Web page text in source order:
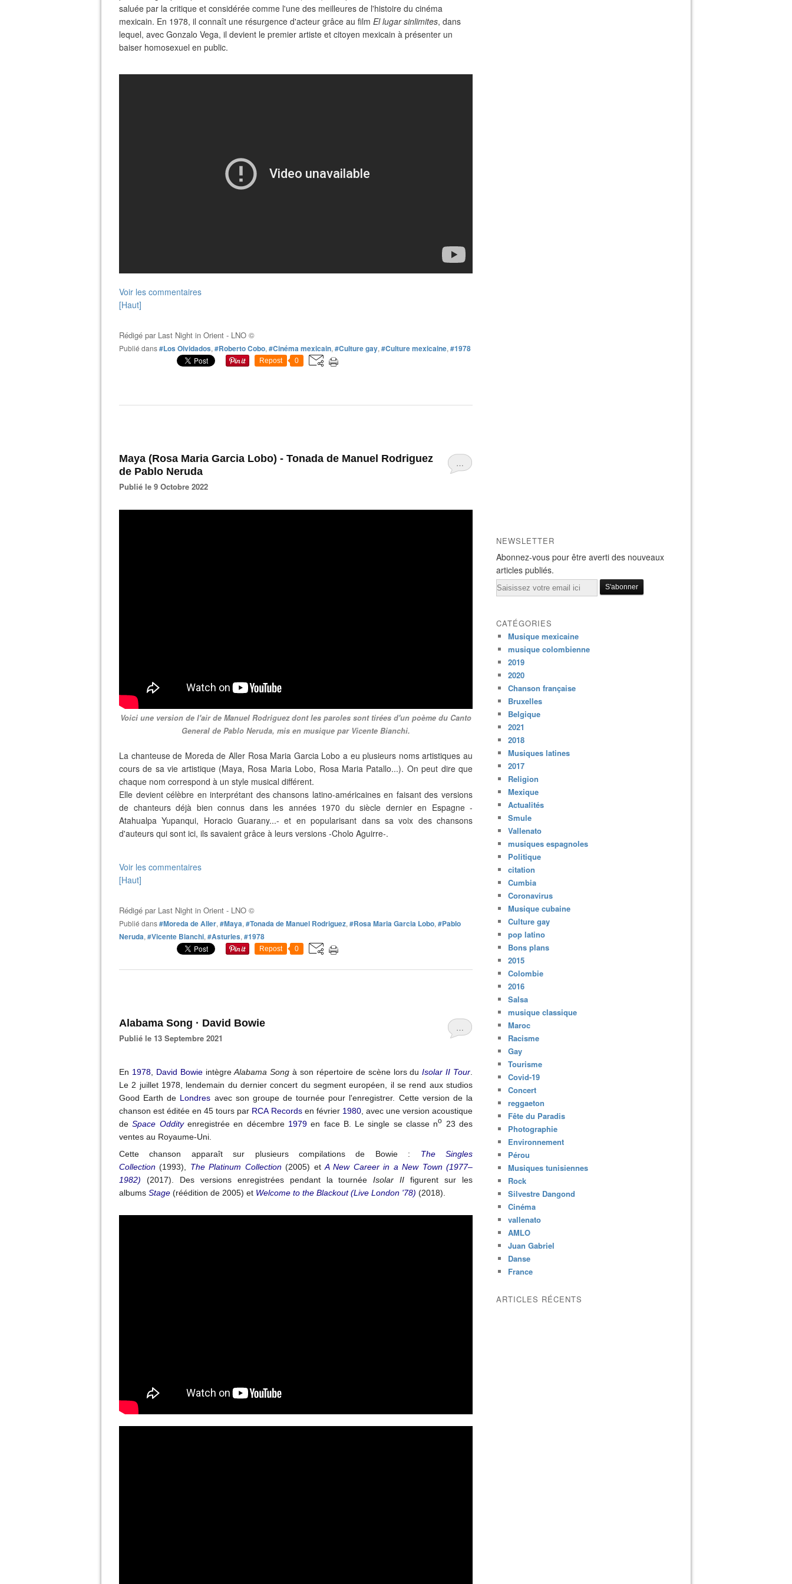
saluée par la critique et considérée comme l'une des meilleures de l'histoire du cinéma
mexicain. En 1978, il connaît une résurgence d'acteur grâce au film El lugar sinlimites, dans
lequel, avec Gonzalo Vega, il devient le premier artiste et citoyen mexicain à présenter un
baiser homosexuel en public.
Voir les commentaires
[Haut]
Rédigé par Last Night in Orient - LNO ©
Publié dans#Los Olvidados, #Roberto Cobo, #Cinéma mexicain, #Culture gay, #Culture mexicaine, #1978
Repost 0
…
Maya (Rosa Maria Garcia Lobo) - Tonada de Manuel Rodriguez
de Pablo Neruda
Publié le 9 Octobre 2022
Voici une version de l'air de Manuel Rodriguez dont les paroles sont tirées d'un poème du Canto
General de Pablo Neruda, mis en musique par Vicente Bianchi.
La chanteuse de Moreda de Aller Rosa Maria Garcia Lobo a eu plusieurs noms artistiques au
cours de sa vie artistique (Maya, Rosa Maria Lobo, Rosa Maria Patallo...). On peut dire que
chaque nom correspond à un style musical différent.
Elle devient célèbre en interprétant des chansons latino-américaines en faisant des versions
de chanteurs déjà bien connus dans les années 1970 du siècle dernier en Espagne -
Atahualpa Yupanqui, Horacio Guarany...- et en popularisant dans sa voix des chansons
d'auteurs qui sont ici, ils savaient grâce à leurs versions -Cholo Aguirre-.
Voir les commentaires
[Haut]
Rédigé par Last Night in Orient - LNO ©
Publié dans#Moreda de Aller, #Maya, #Tonada de Manuel Rodriguez, #Rosa Maria Garcia Lobo, #Pablo
Neruda, #Vicente Bianchi, #Asturies, #1978
Repost 0
…
Alabama Song · David Bowie
Publié le 13 Septembre 2021
En 1978, David Bowie intègre Alabama Song à son répertoire de scène lors du Isolar II Tour
Le 2 juillet 1978 , lendemain du dernier concert du segment européen, il se rend aux studios
Good Earth de Londres avec son groupe de tournée pour l'enregistrer. Cette version de la
chanson est éditée en 45 tours par RCA Records en février 1980, avec une version acoustique
de Space Oddity enregistrée en décembre 1979 en face B. Le single se classe no
23 des
ventes au Royaume-Uni.
Cette chanson apparaît sur plusieurs compilations de Bowie :
The Singles
Collection (1993), The Platinum Collection (2005) et A New Career in a New Town (1977–
1982)
(2017). Des versions enregistrées pendant la tournée Isolar II
figurent sur les
albums Stage (réédition de 2005) et Welcome to the Blackout (Live London '78) (2018).
NEWSLETTER
Abonnez-vous pour être averti des nouveaux
articles publiés.
Email
CATÉGORIES
Musique mexicaine
musique colombienne
2019
2020
Chanson française
Bruxelles
Belgique
2021
2018
Musiques latines
2017
Religion
Mexique
Actualités
Smule
Vallenato
musiques espagnoles
Politique
citation
Cumbia
Coronavirus
Musique cubaine
Culture gay
pop latino
Bons plans
2015
Colombie
2016
Salsa
musique classique
Maroc
Racisme
Gay
Tourisme
Covid-19
Concert
reggaeton
Fête du Paradis
Photographie
Environnement
Pérou
Musiques tunisiennes
Rock
Silvestre Dangond
Cinéma
vallenato
AMLO
Juan Gabriel
Danse
France
ARTICLES RÉCENTS